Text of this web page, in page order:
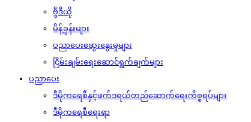
ဗွီဒီယို
မိန့်ခွန်းများ
ပညာပေးဆွေးနွေးမှုများ
ငြိမ်းချမ်းရေးဆောင်ရွက်ချက်များ
ပညာပေး
ဒီမိုကရေစီနှင့်ဖက်ဒရယ်တည်ဆောက်‌ရေးကိစ္စရပ်များ
ဒီမိုကရေစီရေးရာ